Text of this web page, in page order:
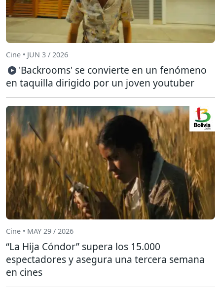
Cine • JUN 3 / 2026
'Backrooms' se convierte en un fenómeno
en taquilla dirigido por un joven youtuber
Cine • MAY 29 / 2026
“La Hija Cóndor” supera los 15.000
espectadores y asegura una tercera semana
en cines